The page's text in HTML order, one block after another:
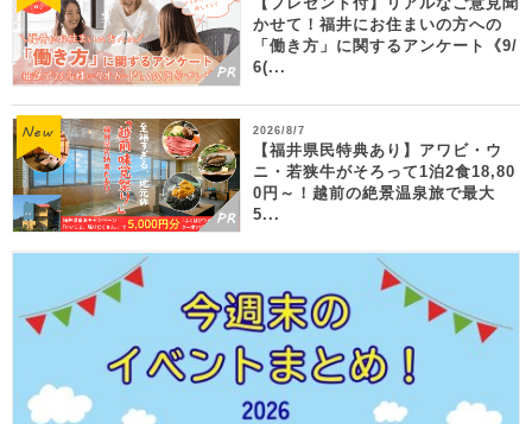
かせて！福井にお住まいの方への
「働き方」に関するアンケート《9/
6(...
2026/8/7
【福井県民特典あり】アワビ・ウ
ニ・若狭牛がそろって1泊2食18,80
0円～！越前の絶景温泉旅で最大
5...